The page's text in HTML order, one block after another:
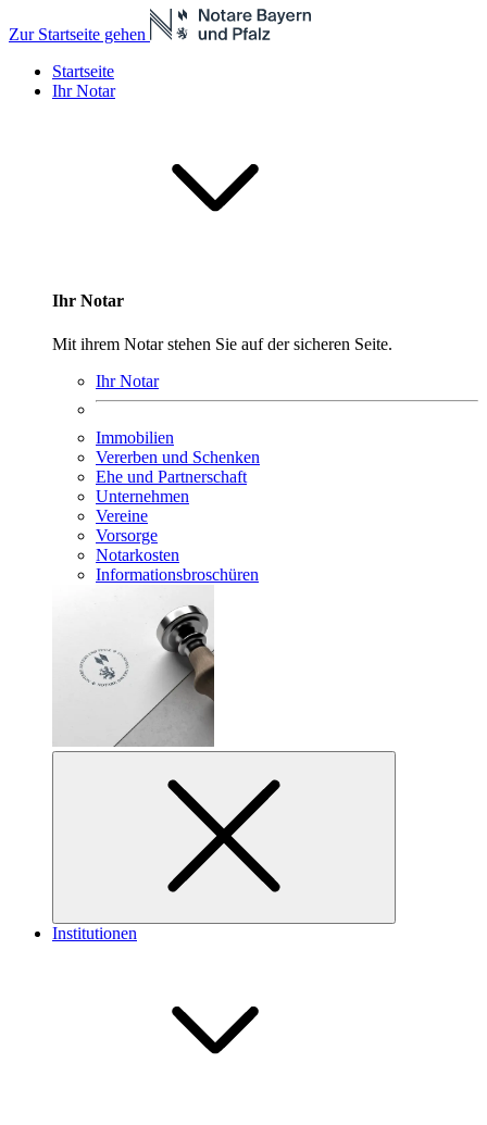
Zur Startseite gehen
Startseite
Ihr Notar
Ihr Notar
Mit ihrem Notar stehen Sie auf der sicheren Seite.
Ihr Notar
Immobilien
Vererben und Schenken
Ehe und Partnerschaft
Unternehmen
Vereine
Vorsorge
Notarkosten
Informationsbroschüren
Institutionen